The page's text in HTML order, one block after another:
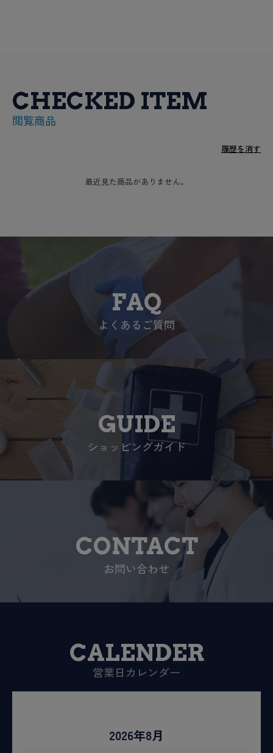
CHECKED ITEM
閲覧商品
履歴を消す
最近見た商品がありません。
FAQ
よくあるご質問
GUIDE
ショッピングガイド
CONTACT
お問い合わせ
CALENDER
営業日カレンダー
2026年8月